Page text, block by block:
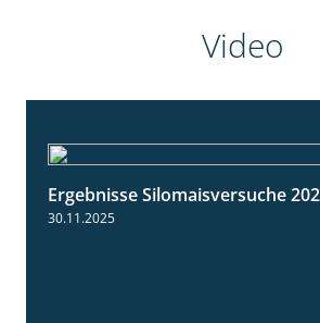
Video
Ergebnisse Silomaisversuche
30.11.2025